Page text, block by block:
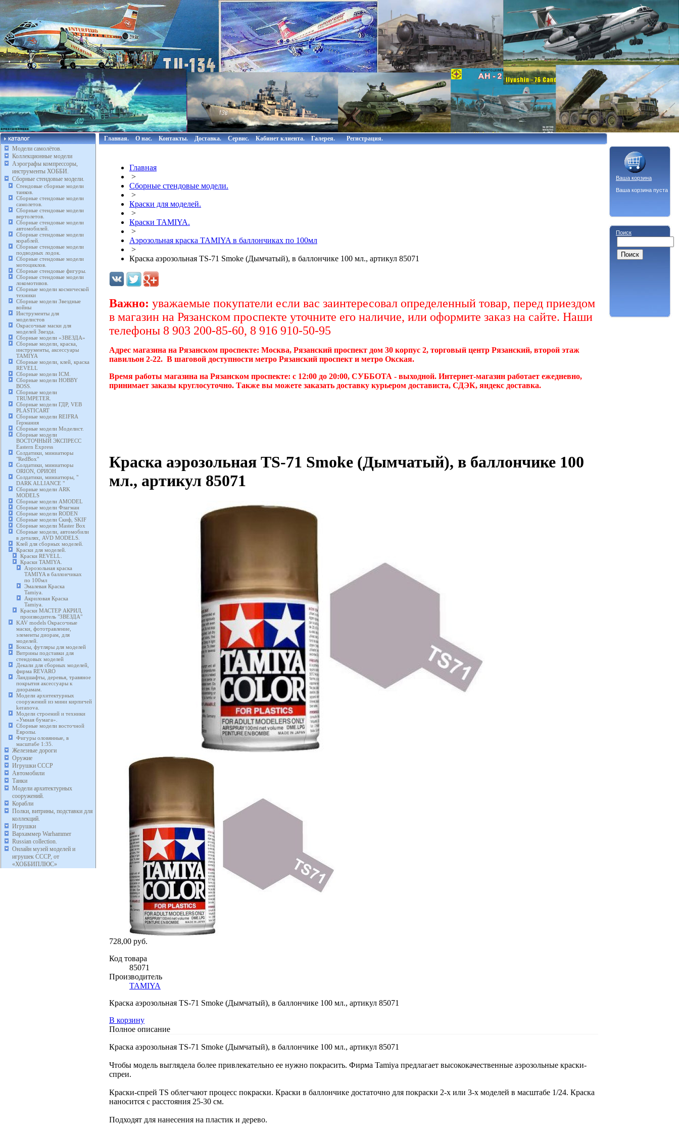
Модели самолётов.
Коллекционные модели
Аэрографы компрессоры,
инструменты ХОББИ.
Сборные стендовые модели.
Стендовые сборные модели
танков.
Сборные стендовые модели
самолетов.
Сборные стендовые модели
вертолетов.
Сборные стендовые модели
автомобилей.
Сборные стендовые модели
кораблей.
Сборные стендовые модели
подводных лодок.
Сборные стендовые модели
мотоциклов.
Сборные стендовые фигуры.
Сборные стендовые модели
локомотивов.
Сборные модели космической
техники
Сборные модели Звездные
войны
Инструменты для
моделистов
Окрасочные маски для
моделей Звезда.
Сборные модели «ЗВЕЗДА»
Сборные модели, краска,
инструменты, аксессуары
TAMIYA
Сборные модели, клей, краска
REVELL
Сборные модели ICM.
Сборные модели HOBBY
BOSS.
Сборные модели
TRUMPETER.
Сборные модели ГДР, VEB
PLASTICART
Сборные модели REIFRA
Германия
Сборные модели Моделист.
Сборные модели
ВОСТОЧНЫЙ ЭКСПРЕСС
Eastern Express
Солдатики, миниатюры
"RedBox"
Солдатики, миниатюры
ORION, ОРИОН
Солдатики, миниатюры, "
DARK ALLIANCE "
Сборные модели ARK
MODELS
Сборные модели AMODEL
Сборные модели Флагман
Сборные модели RODEN
Сборные модели Скиф, SKIF
Сборные модели Master Box
Сборные модели, автомобили
в деталях, AVD MODELS.
Клей для сборных моделей.
Краски для моделей.
Краски REVELL.
Краски TAMIYA.
Аэрозольная краска
TAMIYA в баллончиках
по 100мл
Эмалевая Краска
Tamiya.
Акриловая Краска
Tamiya.
Краски МАСТЕР АКРИЛ,
производитель "ЗВЕЗДА"
KAV models Окрасочные
маски, фототравление,
элементы диорам, для
моделей.
Боксы, футляры для моделей
Витрины подставки для
стендовых моделей
Декали для сборных моделей,
фирма REVARO
Ландшафты, деревья, травяное
покрытия аксессуары к
диорамам.
Модели архитектурных
сооружений из мини кирпичей
keranova.
Модели строений и техники
«Умная бумага».
Сборные модели восточной
Европы.
Фигуры оловянные, в
масштабе 1:35.
Железные дороги
Оружие
Игрушки СССР
Автомобили
Танки
Модели архитектурных
сооружений.
Корабли
Полки, витрины, подставки для
коллекций.
Игрушки
Вархаммер Warhammer
Russian collection.
Онлайн музей моделей и
игрушек СССР, от
«ХОББИПЛЮС»
Главная. О нас. Контакты. Доставка. Сервис. Кабинет клиента. Галерея. Регистрация.
Главная
>
Сборные стендовые модели.
>
Краски для моделей.
>
Краски TAMIYA.
>
Аэрозольная краска TAMIYA в баллончиках по 100мл
>
Краска аэрозольная TS-71 Smoke (Дымчатый), в баллончике 100 мл., артикул 85071
Важно: уважаемые покупатели если вас заинтересовал определенный товар, перед приездом
в магазин на Рязанском проспекте уточните его наличие, или оформите заказ на сайте. Наши
телефоны 8 903 200-85-60, 8 916 910-50-95
Адрес магазина на Рязанском проспекте: Москва, Рязанский проспект дом 30 корпус 2, торговый центр Рязанский, второй этаж
павильон 2-22. В шаговой доступности метро Рязанский проспект и метро Окская.
Время работы магазина на Рязанском проспекте: с 12:00 до 20:00, СУББОТА - выходной. Интернет-магазин работает ежедневно,
принимает заказы круглосуточно. Также вы можете заказать доставку курьером достависта, СДЭК, яндекс доставка.
Краска аэрозольная TS-71 Smoke (Дымчатый), в баллончике 100
мл., артикул 85071
728,00 руб.
Код товара
85071
Производитель
TAMIYA
Краска аэрозольная TS-71 Smoke (Дымчатый), в баллончике 100 мл., артикул 85071
В корзину
Полное описание
Краска аэрозольная TS-71 Smoke (Дымчатый), в баллончике 100 мл., артикул 85071
Чтобы модель выглядела более привлекательно ее нужно покрасить. Фирма Tamiya предлагает высококачественные аэрозольные краски-
спреи.
Краски-спрей TS облегчают процесс покраски. Краски в баллончике достаточно для покраски 2-х или 3-х моделей в масштабе 1/24. Краска
наносится с расстояния 25-30 см.
Подходят для нанесения на пластик и дерево.
Ваша корзина
Ваша корзина пуста
Поиск